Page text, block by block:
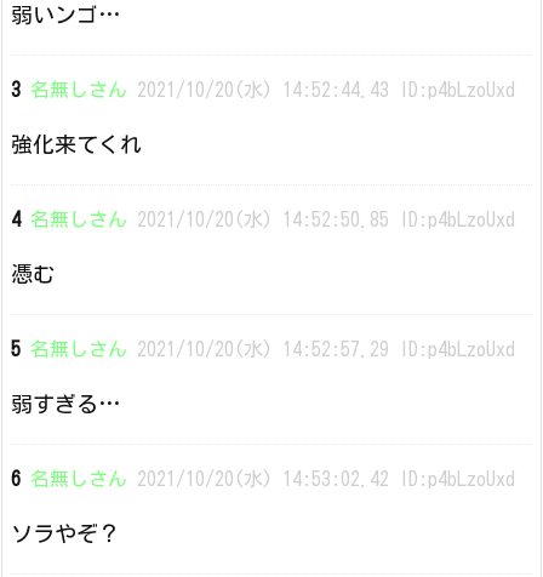
弱いンゴ…
3 名無しさん 2021/10/20(水) 14:52:44.43 ID:p4bLzoUxd
強化来てくれ
4 名無しさん 2021/10/20(水) 14:52:50.85 ID:p4bLzoUxd
憑む
5 名無しさん 2021/10/20(水) 14:52:57.29 ID:p4bLzoUxd
弱すぎる…
6 名無しさん 2021/10/20(水) 14:53:02.42 ID:p4bLzoUxd
ソラやぞ？